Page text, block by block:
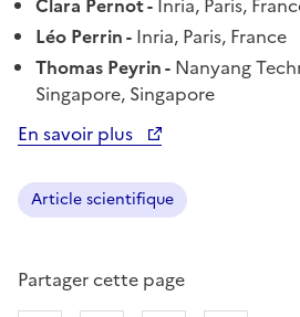
Léo Perrin - Inria, Paris, France
Thomas Peyrin - Nanyang
Singapore, Singapore
En savoir plus
Article scientifique
Partager cette page